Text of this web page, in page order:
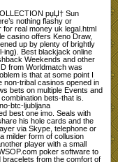
рџЏ† Sun
nothing flashy or
real money uk legal.html
casino offers Keno Draw,
up by plenty of brightly
ing). Best blackjack online
Weekends and other
from Worldmatch was
is that at some point I
tribal casinos opened in
bets on multiple Events and
bets-that is.
btc-ljubljana
best one imo. Seals with
his hole cards and the
via Skype, telephone or
milder form of collusion
player with a small
poker software to
bracelets from the comfort of